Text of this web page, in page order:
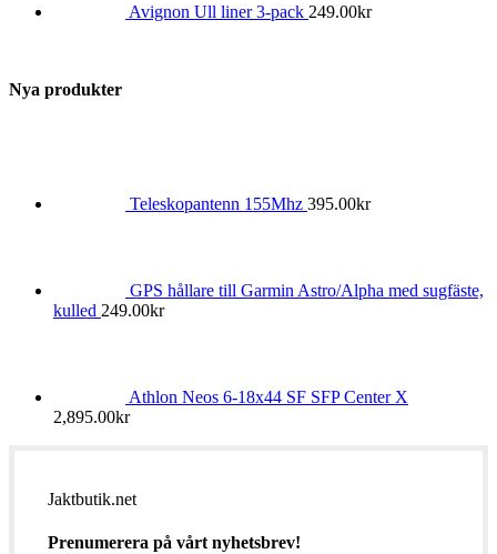
Avignon Ull liner 3-pack 249.00kr
Nya produkter
Teleskopantenn 155Mhz 395.00kr
GPS hållare till Garmin Astro/Alpha med sugfäste,
kulled 249.00kr
Athlon Neos 6-18x44 SF SFP Center X
2,895.00kr
Jaktbutik.net
Prenumerera på vårt nyhetsbrev!